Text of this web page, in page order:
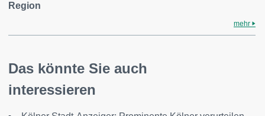
Region
mehr
Das könnte Sie auch
interessieren